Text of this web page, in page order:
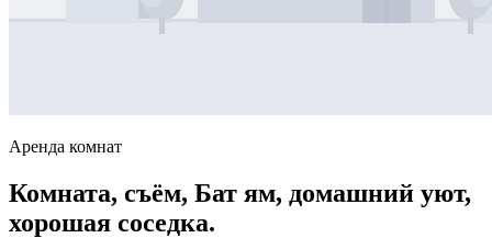
Аренда комнат
Комната, съём, Бат ям, домашний уют,
хорошая соседка.